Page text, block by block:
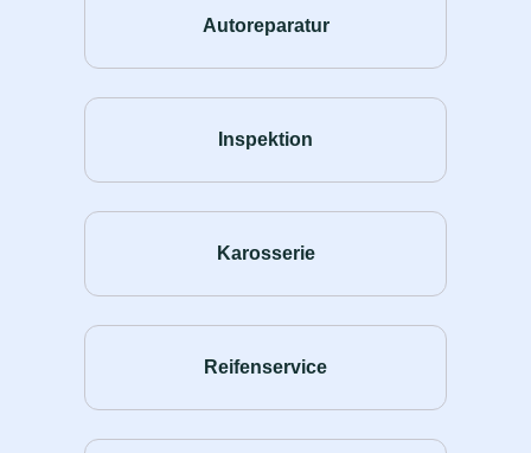
Autoreparatur
Inspektion
Karosserie
Reifenservice